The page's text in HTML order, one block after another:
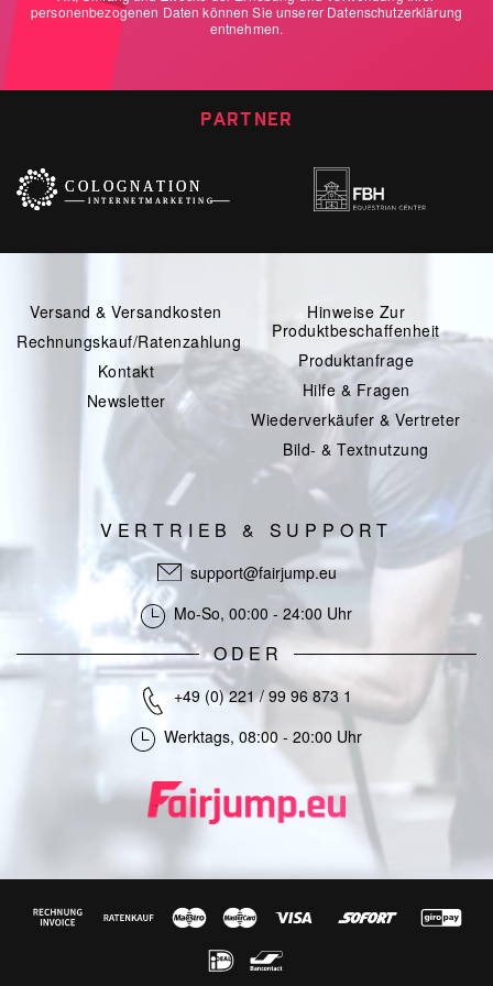
personenbezogenen Daten können Sie unserer Datenschutzerklärung
entnehmen.
PARTNER
Versand & Versandkosten
Rechnungskauf/Ratenzahlung
Kontakt
Newsletter
Hinweise Zur
Produktbeschaffenheit
Produktanfrage
Hilfe & Fragen
Wiederverkäufer & Vertreter
Bild- & Textnutzung
VERTRIEB & SUPPORT
support@fairjump.eu
Mo-So, 00:00 - 24:00 Uhr
ODER
+49 (0) 221 / 99 96 873 1
Werktags, 08:00 - 20:00 Uhr